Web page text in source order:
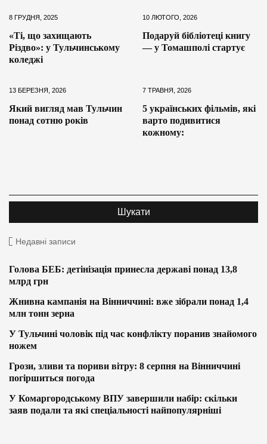
8 ГРУДНЯ, 2025
«Ті, що захищають
Різдво»: у Тульчинському
коледжі
10 ЛЮТОГО, 2026
Подаруй бібліотеці книгу
— у Томашполі стартує
13 БЕРЕЗНЯ, 2026
Який вигляд мав Тульчин
понад сотню років
7 ТРАВНЯ, 2026
5 українських фільмів, які
варто подивитися
кожному:
Недавні записи
Голова БЕБ: детінізація принесла державі понад 13,8
млрд грн
Жнивна кампанія на Вінниччині: вже зібрали понад 1,4
млн тонн зерна
У Тульчині чоловік під час конфлікту поранив знайомого
ножем
Грози, зливи та пориви вітру: 8 серпня на Вінниччині
погіршиться погода
У Комаргородському ВПУ завершили набір: скільки
заяв подали та які спеціальності найпопулярніші